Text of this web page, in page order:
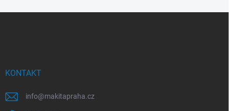
KONTAKT
info@makitapraha.cz